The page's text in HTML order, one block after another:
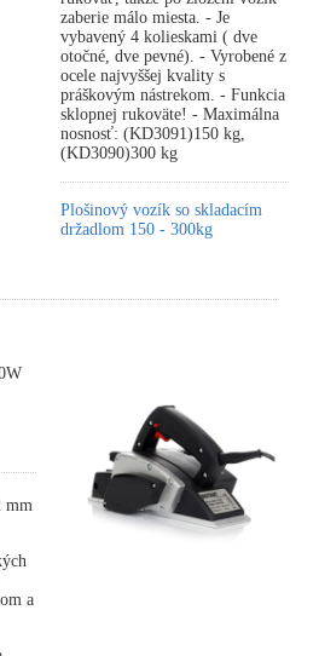
zaberie málo miesta. - Je
vybavený 4 kolieskami ( dve
otočné, dve pevné). - Vyrobené z
ocele najvyššej kvality s
práškovým nástrekom. - Funkcia
sklopnej rukoväte! - Maximálna
nosnosť: (KD3091)150 kg,
(KD3090)300 kg
Plošinový vozík so skladacím
držadlom 150 - 300kg
mm
a